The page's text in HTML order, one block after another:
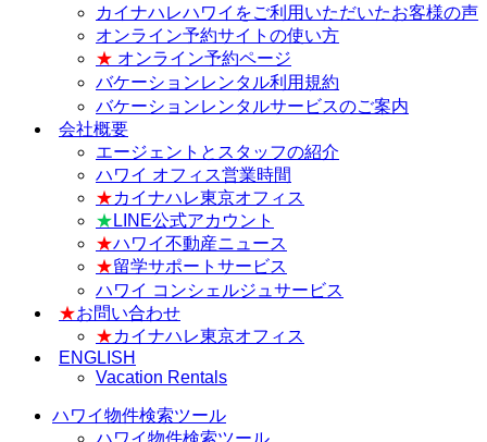
カイナハレハワイをご利用いただいたお客様の声
オンライン予約サイトの使い方
★ オンライン予約ページ
バケーションレンタル利用規約
バケーションレンタルサービスのご案内
会社概要
エージェントとスタッフの紹介
ハワイ オフィス営業時間
★カイナハレ東京オフィス
★ LINE公式アカウント
★ハワイ不動産ニュース
★留学サポートサービス
ハワイ コンシェルジュサービス
★お問い合わせ
★カイナハレ東京オフィス
ENGLISH
Vacation Rentals
ハワイ物件検索ツール
ハワイ物件検索ツール